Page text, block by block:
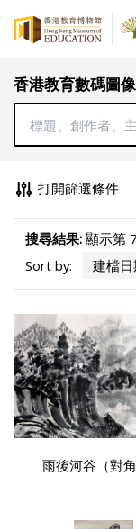
香港教育數碼圖
打開篩選條件
搜尋結果:顯示第
Sort by:
雨後河谷（對角